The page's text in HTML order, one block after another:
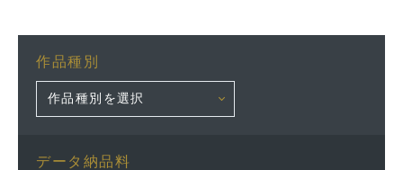
作品種別
データ納品料